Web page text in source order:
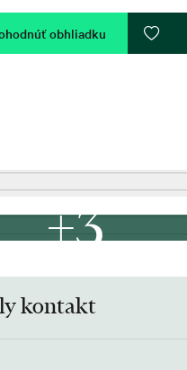
obhliadku
+3
kontakt